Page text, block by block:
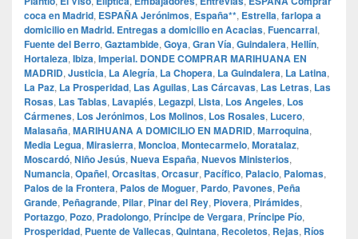
coca en Madrid, ESPAÑA Jerónimos, España**, Estrella, farlopa a
domicilio en Madrid. Entregas a domicilio en Acacias, Fuencarral,
Fuente del Berro, Gaztambide, Goya, Gran Vía, Guindalera, Hellín,
Hortaleza, Ibiza, Imperial. DONDE COMPRAR MARIHUANA EN
MADRID, Justicia, La Alegría, La Chopera, La Guindalera, La Latina,
La Paz, La Prosperidad, Las Aguilas, Las Cárcavas, Las Letras, Las
Rosas, Las Tablas, Lavapiés, Legazpi, Lista, Los Angeles, Los
Cármenes, Los Jerónimos, Los Molinos, Los Rosales, Lucero,
Malasaña, MARIHUANA A DOMICILIO EN MADRID, Marroquina,
Media Legua, Mirasierra, Moncloa, Montecarmelo, Moratalaz,
Moscardó, Niño Jesús, Nueva España, Nuevos Ministerios,
Numancia, Opañel, Orcasitas, Orcasur, Pacífico, Palacio, Palomas,
Palos de la Frontera, Palos de Moguer, Pardo, Pavones, Peña
Grande, Peñagrande, Pilar, Pinar del Rey, Piovera, Pirámides,
Portazgo, Pozo, Pradolongo, Príncipe de Vergara, Príncipe Pío,
Prosperidad, Puente de Vallecas, Quintana, Recoletos, Rejas, Ríos